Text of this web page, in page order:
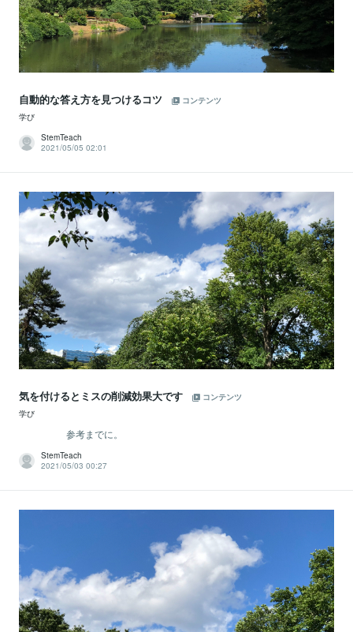
自動的な答え方を見つけるコツ
コンテンツ
学び
StemTeach
2021/05/05 02:01
気を付けるとミスの削減効果大です
コンテンツ
学び
参考までに。
StemTeach
2021/05/03 00:27